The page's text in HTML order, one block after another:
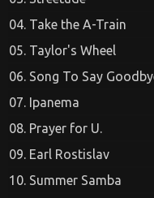
04. Take the A-Train
05. Taylor's Wheel
06. Song To Say
07. Ipanema
08. Prayer for U.
09. Earl Rostislav
10. Summer Samba